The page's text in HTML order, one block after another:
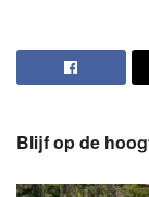
Blijf op de